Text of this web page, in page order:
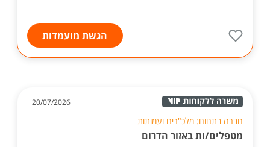
הגשת מועמדות
20/07/2026
חברה בתחום: מלכ"רים ועמותות
מטפלים/ות באזור הדרום